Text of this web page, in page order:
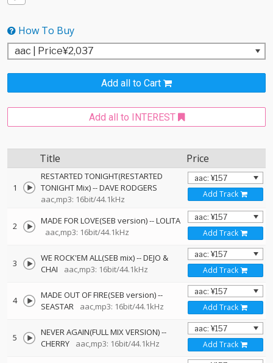
How To Buy
Add all to Cart
Add all to INTEREST
Title Price
1
RESTARTED TONIGHT(RESTARTED
TONIGHT Mix)--DAVE RODGERS
aac,mp3: 16bit/44.1kHz
Add Track
2 MADE FOR LOVE(SEB version)--LOLITA
aac,mp3: 16bit/44.1kHz
Add Track
3 WE ROCK'EM ALL(SEB mix)--DEJO &
CHAI
aac,mp3: 16bit/44.1kHz Add Track
4 MADE OUT OF FIRE(SEB version)--
SEASTAR
aac,mp3: 16bit/44.1kHz Add Track
5 NEVER AGAIN(FULL MIX VERSION)--
CHERRY
aac,mp3: 16bit/44.1kHz Add Track